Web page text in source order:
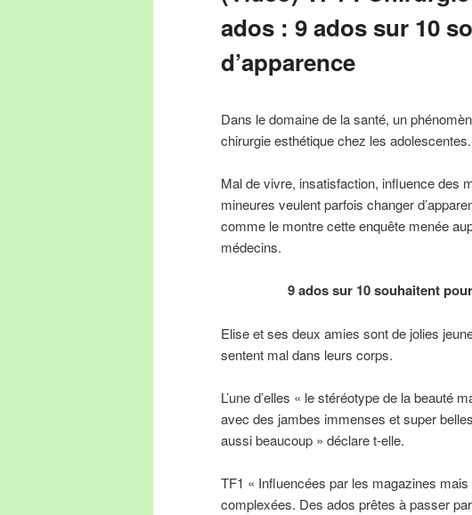
ados : 9 ados sur 10
d’apparence
Dans le domaine de la santé, un
chirurgie esthétique chez les adolescentes.
Mal de vivre, insatisfaction, influence des
mineures veulent parfois changer
comme le montre cette enquête menée
médecins.
9 ados sur 10 souhaitent
Elise et ses deux amies sont de jolies
sentent mal dans leurs corps.
L’une d’elles « le stéréotype de la beauté
avec des jambes immenses et super
aussi beaucoup » déclare t-elle.
TF1 « Influencées par les magazines
complexées. Des ados prêtes à passer